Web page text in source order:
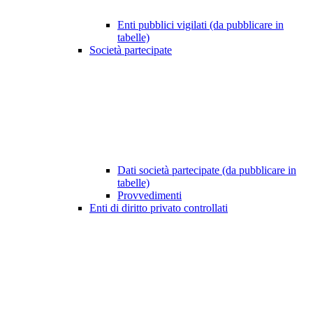
Enti pubblici vigilati (da pubblicare in
tabelle)
Società partecipate
Dati società partecipate (da pubblicare in
tabelle)
Provvedimenti
Enti di diritto privato controllati